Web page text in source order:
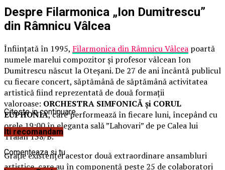
Despre Filarmonica „Ion Dumitrescu”
din Râmnicu Vâlcea
Înființată în 1995, Filarmonica din Râmnicu Vâlcea poartă
numele marelui compozitor şi profesor vâlcean Ion
Dumitrescu născut la Oteșani. De 27 de ani încântă publicul
cu fiecare concert, săptămână de săptămână activitatea
artistică fiind reprezentată de două formaţii
valoroase: ORCHESTRA SIMFONICĂ şi CORUL
EUPHONIA, care performează în fiecare luni, începând cu
orele 19:00 în eleganta sală ”Lahovari” de pe Calea lui
Traian 138/B.
Graţie existenţei acestor două extraordinare ansambluri
artistice, care au în componenţă peste 25 de colaboratori
Citeste in continuare
Iti recomandam
Comenteaza si tu